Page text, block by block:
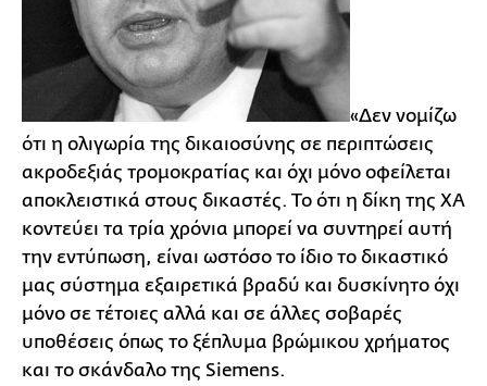
«Δεν νομίζω
ότι η ολιγωρία της δικαιοσύνης σε περιπτώσεις
ακροδεξιάς τρομοκρατίας και όχι μόνο οφείλεται
αποκλειστικά στους δικαστές. Το ότι η δίκη της ΧΑ
κοντεύει τα τρία χρόνια μπορεί να συντηρεί αυτή
την εντύπωση, είναι ωστόσο το ίδιο το δικαστικό
μας σύστημα εξαιρετικά βραδύ και δυσκίνητο όχι
μόνο σε τέτοιες αλλά και σε άλλες σοβαρές
υποθέσεις όπως το ξέπλυμα βρώμικου χρήματος
και το σκάνδαλο της Siemens.